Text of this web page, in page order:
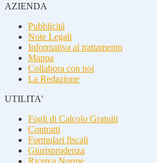
AZIENDA
Pubblicità
Note Legali
Informativa al trattamento
Mappa
Collabora con noi
La Redazione
UTILITA'
Fogli di Calcolo Gratuiti
Contratti
Formulari fiscali
Giurisprudenza
Ricerca Norme